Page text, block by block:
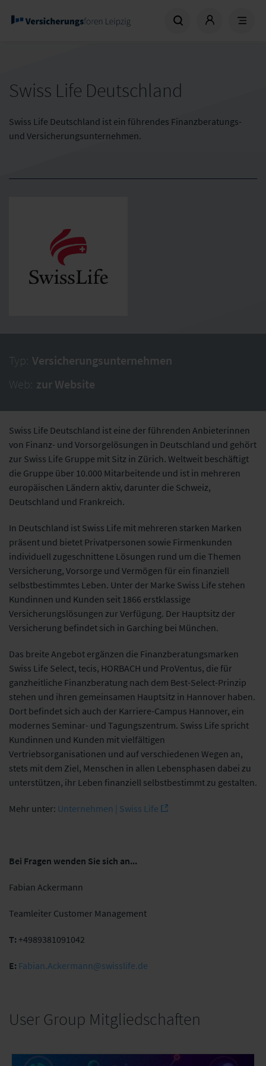
Swiss Life Deutschland
Swiss Life Deutschland ist ein führendes Finanzberatungs-
und Versicherungsunternehmen.
Typ: Versicherungsunternehmen
Web: zur Website
Swiss Life Deutschland ist eine der führenden Anbieterinnen
von Finanz- und Vorsorgelösungen in Deutschland und gehört
zur Swiss Life Gruppe mit Sitz in Zürich. Weltweit beschäftigt
die Gruppe über 10.000 Mitarbeitende und ist in mehreren
europäischen Ländern aktiv, darunter die Schweiz,
Deutschland und Frankreich.
In Deutschland ist Swiss Life mit mehreren starken Marken
präsent und bietet Privatpersonen sowie Firmenkunden
individuell zugeschnittene Lösungen rund um die Themen
Versicherung, Vorsorge und Vermögen für ein finanziell
selbstbestimmtes Leben. Unter der Marke Swiss Life stehen
Kundinnen und Kunden seit 1866 erstklassige
Versicherungslösungen zur Verfügung. Der Hauptsitz der
Versicherung befindet sich in Garching bei München.
Das breite Angebot ergänzen die Finanzberatungsmarken
Swiss Life Select, tecis, HORBACH und ProVentus, die für
ganzheitliche Finanzberatung nach dem Best-Select-Prinzip
stehen und ihren gemeinsamen Hauptsitz in Hannover haben.
Dort befindet sich auch der Karriere-Campus Hannover, ein
modernes Seminar- und Tagungszentrum. Swiss Life spricht
Kundinnen und Kunden mit vielfältigen
Vertriebsorganisationen und auf verschiedenen Wegen an,
stets mit dem Ziel, Menschen in allen Lebensphasen dabei zu
unterstützen, ihr Leben finanziell selbstbestimmt zu gestalten.
Mehr unter: Unternehmen | Swiss Life
Bei Fragen wenden Sie sich an...
Fabian Ackermann
Teamleiter Customer Management
T: +4989381091042
E: Fabian.Ackermann@swisslife.de
User Group Mitgliedschaften